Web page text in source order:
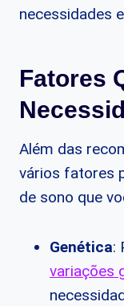
necessidades
Fatores
Além das
vários fatores
de sono que
Genética:
variações